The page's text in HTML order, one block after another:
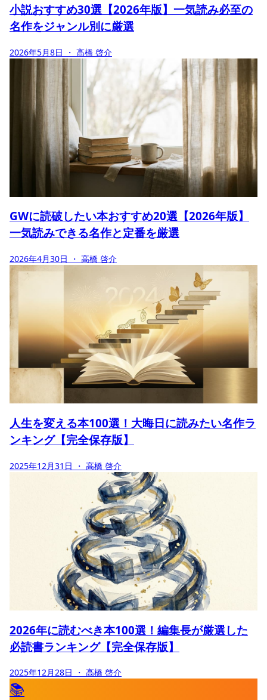
小説おすすめ30選【2026年版】一気読み必至の
名作をジャンル別に厳選
2026年5月8日 ・ 高橋 啓介
GWに読破したい本おすすめ20選【2026年版】
一気読みできる名作と定番を厳選
2026年4月30日 ・ 高橋 啓介
人生を変える本100選！大晦日に読みたい名作ラ
ンキング【完全保存版】
2025年12月31日 ・ 高橋 啓介
2026年に読むべき本100選！編集長が厳選した
必読書ランキング【完全保存版】
2025年12月28日 ・ 高橋 啓介
📚